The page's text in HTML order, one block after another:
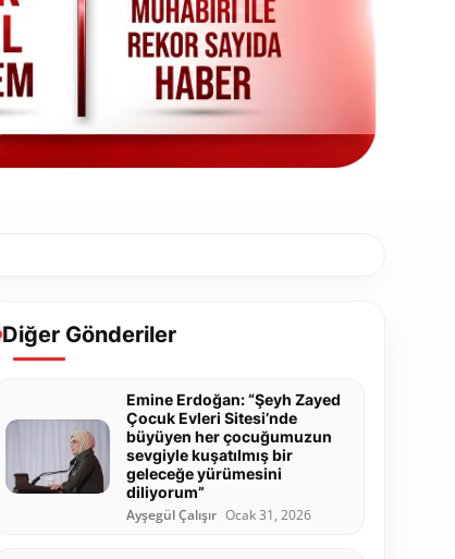
Diğer Gönderiler
Emine Erdoğan: “Şeyh Zayed
Çocuk Evleri Sitesi’nde
büyüyen her çocuğumuzun
sevgiyle kuşatılmış bir
geleceğe yürümesini
diliyorum”
Ayşegül Çalışır Ocak 31, 2026